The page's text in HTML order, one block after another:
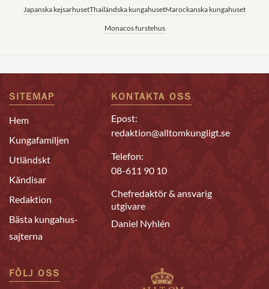
Japanska kejsarhusetThailändska kungahusetMarockanska kungahuset
Monacos furstehus
SITEMAP
Hem
Kungafamiljen
Utländskt
Kändisar
Redaktion
Bästa kungahus-
sajterna
KONTAKTA OSS
Epost:
redaktion@alltomkungligt.se
Telefon:
08-611 90 10
Chefredaktör & ansvarig
utgivare
Daniel Nyhlén
FÖLJ OSS